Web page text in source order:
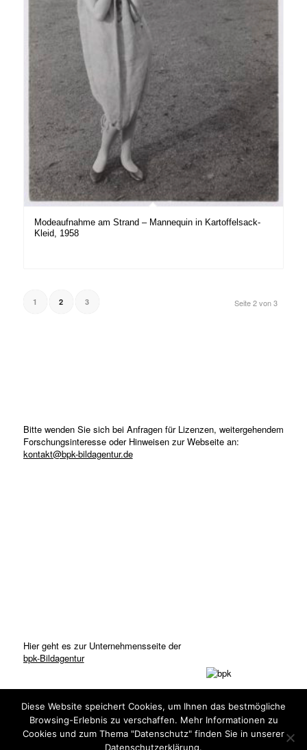
Modeaufnahme am Strand – Mannequin in Kartoffelsack-
Kleid, 1958
Seite 2 von 3
1 2 3
Bitte wenden Sie sich bei Anfragen für Lizenzen, weitergehendem
Forschungsinteresse oder Hinweisen zur Webseite an:
kontakt@bpk-bildagentur.de
Hier geht es zur Unternehmensseite der
bpk-Bildagentur
Diese Website speichert Cookies, um Ihnen das bestmögliche
Browsing-Erlebnis zu verschaffen. Mehr Informationen zu
Cookies und zum Thema "Datenschutz" finden Sie in unserer
Datenschutzerklärung.